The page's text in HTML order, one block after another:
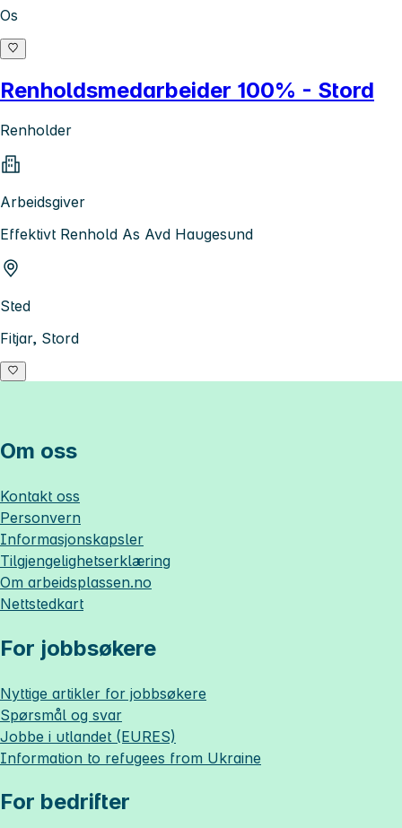
Os
Renholdsmedarbeider 100% - Stord
Renholder
Arbeidsgiver
Effektivt Renhold As Avd Haugesund
Sted
Fitjar, Stord
Om oss
Kontakt oss
Personvern
Informasjonskapsler
Tilgjengelighetserklæring
Om arbeidsplassen.no
Nettstedkart
For jobbsøkere
Nyttige artikler for jobbsøkere
Spørsmål og svar
Jobbe i utlandet (EURES)
Information to refugees from Ukraine
For bedrifter